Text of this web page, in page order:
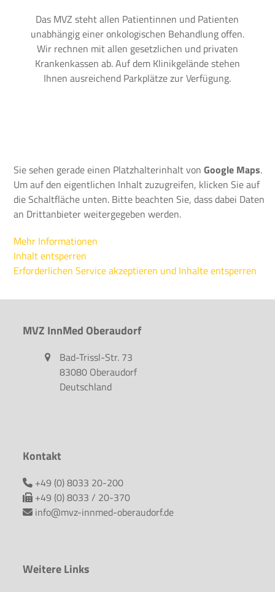
Das MVZ steht allen Patientinnen und Patienten
unabhängig einer onkologischen Behandlung offen.
Wir rechnen mit allen gesetzlichen und privaten
Krankenkassen ab. Auf dem Klinikgelände stehen
Ihnen ausreichend Parkplätze zur Verfügung.
Sie sehen gerade einen Platzhalterinhalt vonGoogle Maps.
Um auf den eigentlichen Inhalt zuzugreifen, klicken Sie auf
die Schaltfläche unten. Bitte beachten Sie, dass dabei Daten
an Drittanbieter weitergegeben werden.
Mehr Informationen
Inhalt entsperren
Erforderlichen Service akzeptieren und Inhalte entsperren
MVZ InnMed Oberaudorf
Bad-Trissl-Str. 73
83080 Oberaudorf
Deutschland
Kontakt
+49 (0) 8033 20-200
+49 (0) 8033 / 20-370
info@mvz-innmed-oberaudorf.de
Weitere Links